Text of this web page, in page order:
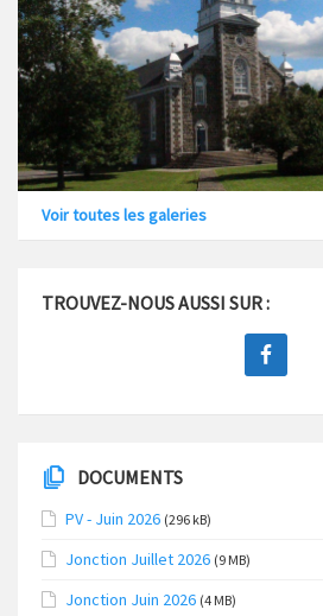
Voir toutes les galeries
TROUVEZ-NOUS AUSSI SUR :
DOCUMENTS
PV - Juin 2026 (296 kB)
Jonction Juillet 2026 (9 MB)
Jonction Juin 2026 (4 MB)